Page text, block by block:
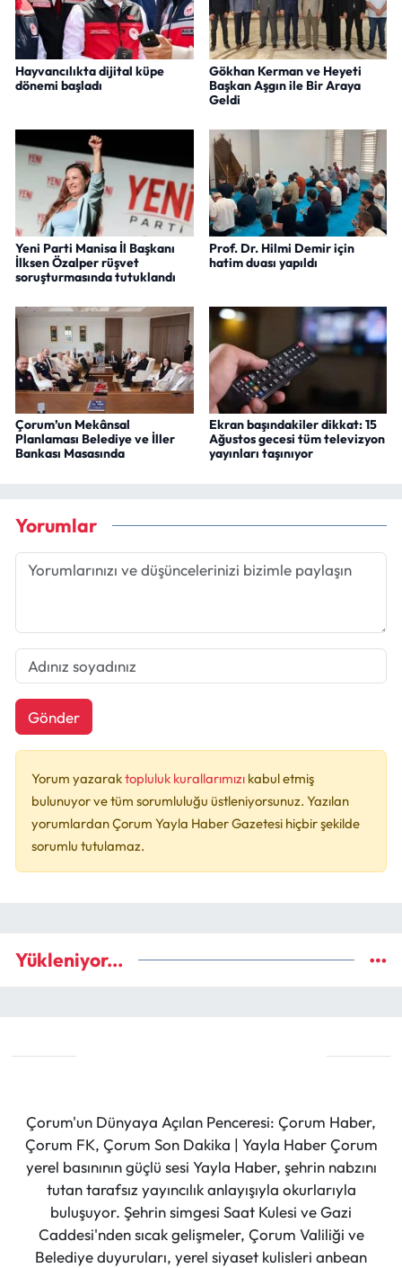
Hayvancılıkta dijital küpe
dönemi başladı
Gökhan Kerman ve Heyeti
Başkan Aşgın ile Bir Araya
Geldi
Yeni Parti Manisa İl Başkanı
İlksen Özalper rüşvet
soruşturmasında tutuklandı
Prof. Dr. Hilmi Demir için
hatim duası yapıldı
Çorum’un Mekânsal
Planlaması Belediye ve İller
Bankası Masasında
Ekran başındakiler dikkat: 15
Ağustos gecesi tüm televizyon
yayınları taşınıyor
Yorumlar
Gönder
Yorum yazaraktopluluk kurallarımızı kabul etmiş
bulunuyor ve tüm sorumluluğu üstleniyorsunuz. Yazılan
yorumlardan Çorum Yayla Haber Gazetesi hiçbir şekilde
sorumlu tutulamaz.
Yükleniyor...
Çorum'un Dünyaya Açılan Penceresi: Çorum Haber,
Çorum FK, Çorum Son Dakika | Yayla Haber Çorum
yerel basınının güçlü sesi Yayla Haber, şehrin nabzını
tutan tarafsız yayıncılık anlayışıyla okurlarıyla
buluşuyor. Şehrin simgesi Saat Kulesi ve Gazi
Caddesi'nden sıcak gelişmeler, Çorum Valiliği ve
Belediye duyuruları, yerel siyaset kulisleri anbean